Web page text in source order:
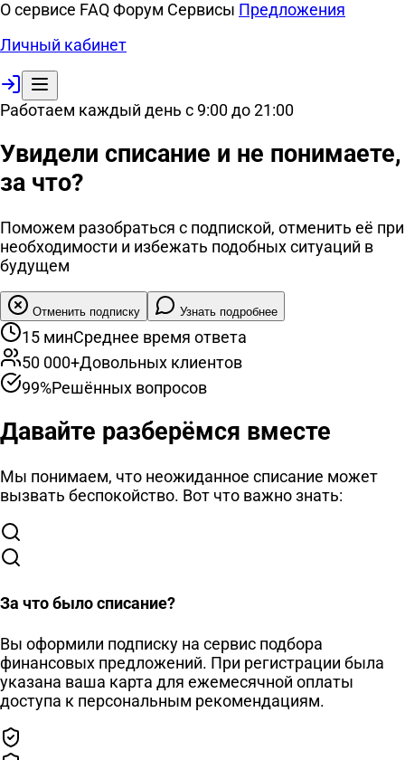
О сервисе FAQФорум Сервисы Предложения
Личный кабинет
Работаем каждый день с 9:00 до 21:00
Увидели списание и не понимаете,
за что?
Поможем разобраться с подпиской, отменить её при
необходимости и избежать подобных ситуаций в
будущем
Отменить подписку Узнать подробнее
15 минСреднее время ответа
50 000+Довольных клиентов
99%Решённых вопросов
Давайте разберёмся вместе
Мы понимаем, что неожиданное списание может
вызвать беспокойство. Вот что важно знать:
За что было списание?
Вы оформили подписку на сервис подбора
финансовых предложений. При регистрации была
указана ваша карта для ежемесячной оплаты
доступа к персональным рекомендациям.